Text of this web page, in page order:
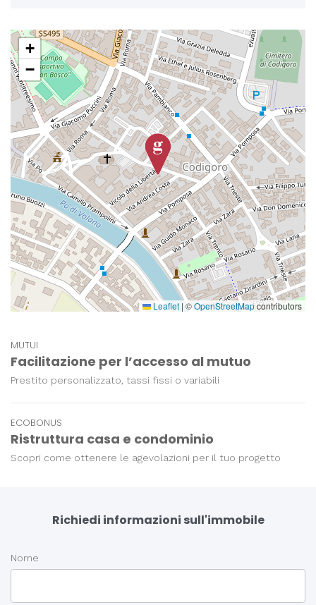
+
−
Leaflet | ©OpenStreetMapcontributors
MUTUI
Facilitazione per l’accesso al mutuo
Prestito personalizzato, tassi fissi o variabili
ECOBONUS
Ristruttura casa e condominio
Scopri come ottenere le agevolazioni per il tuo progetto
Richiedi informazioni sull'immobile
Nome